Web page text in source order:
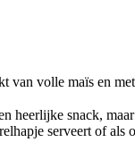
van volle maïs en
heerlijke snack,
serveert of